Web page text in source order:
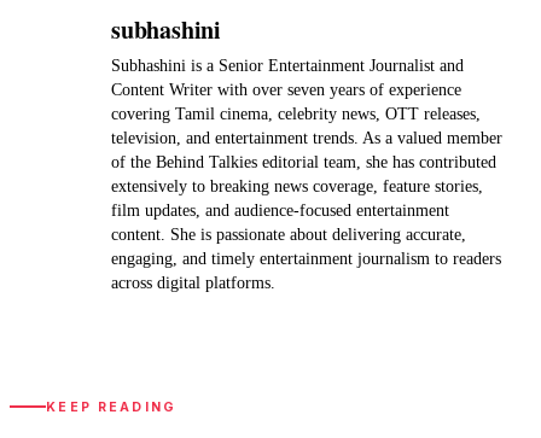
subhashini
Subhashini is a Senior Entertainment Journalist and
Content Writer with over seven years of experience
covering Tamil cinema, celebrity news, OTT releases,
television, and entertainment trends. As a valued member
of the Behind Talkies editorial team, she has contributed
extensively to breaking news coverage, feature stories,
film updates, and audience-focused entertainment
content. She is passionate about delivering accurate,
engaging, and timely entertainment journalism to readers
across digital platforms.
KEEP READING